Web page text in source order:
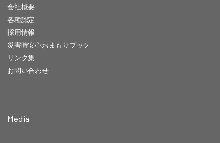
会社概要
各種認定
採用情報
災害時安心おまもりブック
リンク集
お問い合わせ
Media